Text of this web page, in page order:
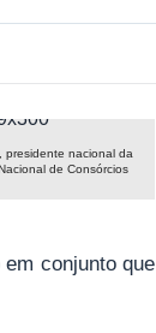
presidente nacional da
de Consórcios
conjunto que